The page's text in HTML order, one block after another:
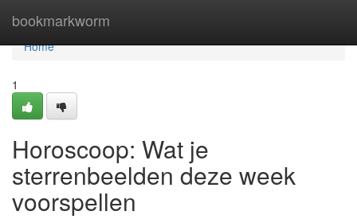
bookmarkworm
Home
Home
1
Horoscoop: Wat je
sterrenbeelden deze week
voorspellen